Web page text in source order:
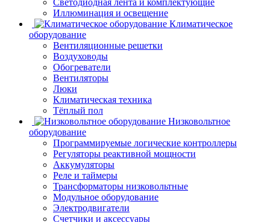
Иллюминация и освещение
Климатическое
оборудование
Вентиляционные решетки
Воздуховоды
Обогреватели
Вентиляторы
Люки
Климатическая техника
Тёплый пол
Низковольтное
оборудование
Программируемые логические контроллеры
Регуляторы реактивной мощности
Аккумуляторы
Реле и таймеры
Трансформаторы низковольтные
Модульное оборудование
Электродвигатели
Счетчики и аксессуары